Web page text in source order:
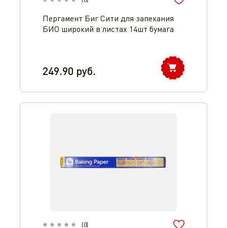
Пергамент Биг Сити для запекания
БИО широкий в листах 14шт бумага
249.90 руб.
(0)